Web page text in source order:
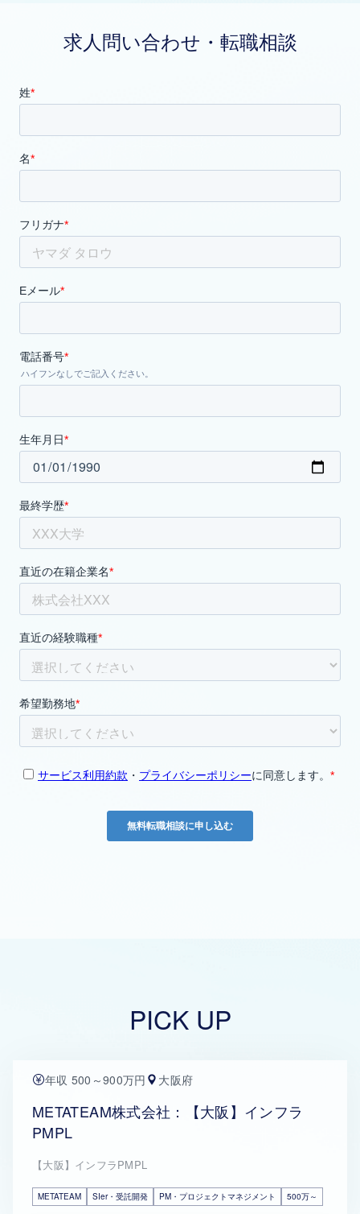
求人問い合わせ・転職相談
PICK UP
年収 500～900万円 大阪府
METATEAM株式会社：【大阪】インフラ
PMPL
【大阪】インフラPMPL
METATEAM SIer・受託開発 PM・プロジェクトマネジメント 500万～